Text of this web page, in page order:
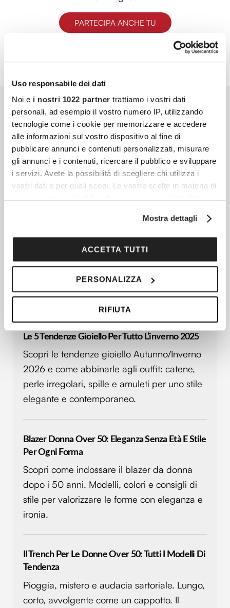
Uso responsabile dei dati
Noi e i nostri 1022 partner trattiamo i vostri dati
personali, ad esempio il vostro numero IP, utilizzando
tecnologie come i cookie per memorizzare e accedere
alle informazioni sul vostro dispositivo al fine di
pubblicare annunci e contenuti personalizzati, misurare
gli annunci e i contenuti, ricercare il pubblico e sviluppare
i servizi. Avete la possibilità di scegliere chi utilizza i
vostri dati e per quali scopi. Le vostre scelte in materia di
modificare o revocare il proprio consenso in qualsiasi
sull'icona di attivazione della privacy.
raccogliere informazioni sulla tua posizione
geografica, con un'approssimazione di qualche
Identificare il tuo dispositivo, scansionandolo
attivamente alla ricerca di caratteristiche specifiche
Approfondisci come vengono elaborati i tuoi dati personali
e imposta le tue preferenze nellasezione dettagli. Puoi
modificare o ritirare il tuo consenso in qualsiasi momento
dalla Dichiarazione sui cookie.
annunci, per fornire funzionalità dei social media e per
analizzare il nostro traffico. Condividiamo inoltre
nostri partner che si occupano di analisi dei dati web,
pubblicità e social media, i quali potrebbero combinarle
con altre informazioni che hai fornito loro o che hanno
raccolto dal tuo utilizzo dei loro servizi.
Mostra dettagli
ACCETTA TUTTI
PERSONALIZZA
RIFIUTA
PARTECIPA ANCHE TU
Articoli più recenti
Le 5 Tendenze Gioiello Per Tutto L’inverno 2025
Scopri le tendenze gioiello Autunno/Inverno
2026 e come abbinarle agli outfit: catene,
perle irregolari, spille e amuleti per uno stile
elegante e contemporaneo.
Blazer Donna Over 50: Eleganza Senza Età E Stile
Per Ogni Forma
Scopri come indossare il blazer da donna
dopo i 50 anni. Modelli, colori e consigli di
stile per valorizzare le forme con eleganza e
ironia.
Il Trench Per Le Donne Over 50: Tutti I Modelli Di
Tendenza
Pioggia, mistero e audacia sartoriale. Lungo,
corto, avvolgente come un cappotto. Il